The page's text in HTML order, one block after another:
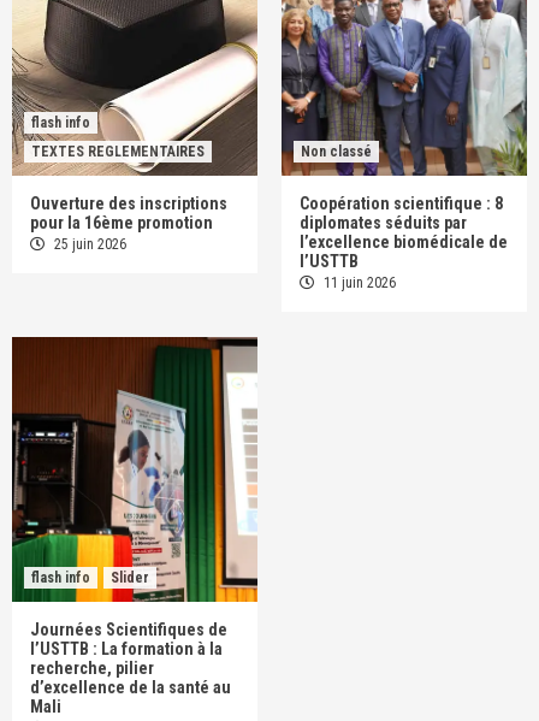
flash info
TEXTES REGLEMENTAIRES
Ouverture des inscriptions
pour la 16ème promotion
25 juin 2026
Non classé
Coopération scientifique : 8
diplomates séduits par
l’excellence biomédicale de
l’USTTB
11 juin 2026
flash info Slider
Journées Scientifiques de
l’USTTB : La formation à la
recherche, pilier
d’excellence de la santé au
Mali